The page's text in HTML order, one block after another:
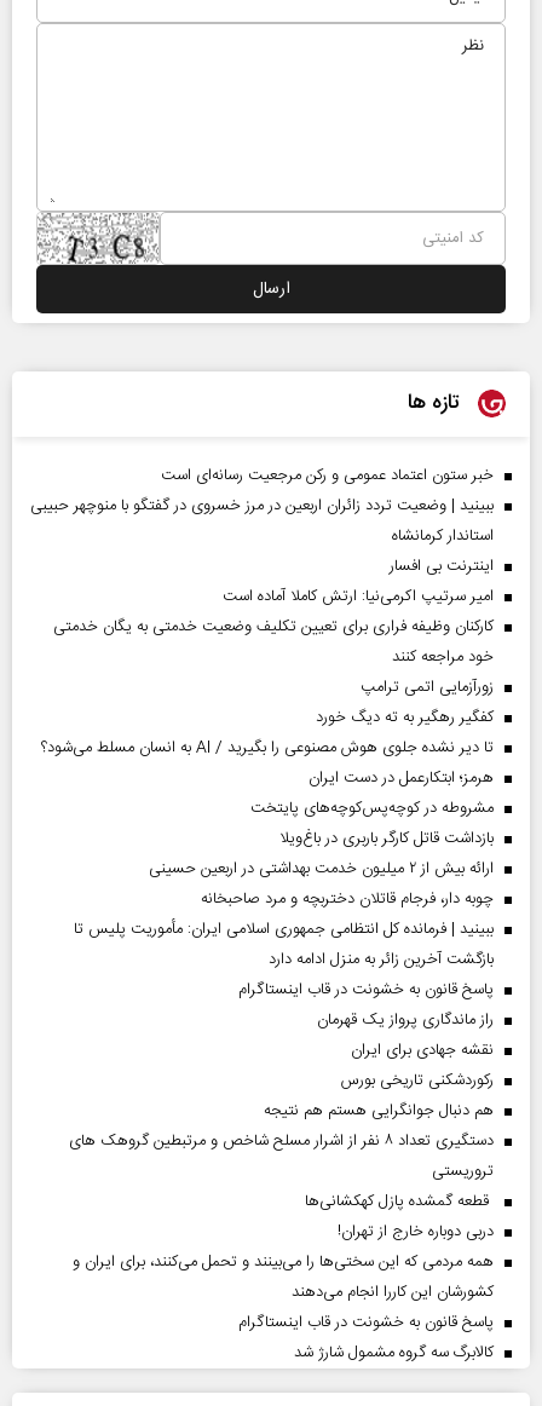
تازه ها
خبر ستون اعتماد عمومی و رکن مرجعیت رسانه‌ای است
ببینید | وضعیت تردد زائران اربعین در مرز خسروی در گفتگو با منوچهر حبیبی
استاندار کرمانشاه
اینترنت بی افسار
امیر سرتیپ اکرمی‌نیا: ارتش کاملا آماده است
کارکنان وظیفه فراری برای تعیین تکلیف وضعیت خدمتی به یگان خدمتی
خود مراجعه کنند
زورآزمایی اتمی ترامپ
کفگیر رهگیر به ته دیگ خورد
تا دیر نشده جلوی هوش مصنوعی را بگیرید / AI به انسان مسلط می‌شود؟
هرمز؛ ابتکارعمل در دست ایران
مشروطه در کوچه‌پس‌کوچه‌های پایتخت
بازداشت قاتل کارگر باربری در باغ‌ویلا
ارائه بیش از ۲ میلیون خدمت بهداشتی در اربعین حسینی
چوبه دار، فرجام قاتلان دختربچه و مرد صاحبخانه
ببینید | فرمانده کل انتظامی جمهوری اسلامی ایران­: مأموریت پلیس تا
بازگشت آخرین زائر به منزل ادامه دارد
پاسخ قانون به خشونت در قاب اینستاگرام
راز ماندگاری پرواز یک قهرمان
نقشه جهادی برای ایران
رکوردشکنی تاریخی بورس
هم دنبال جوانگرایی هستم هم نتیجه
دستگیری تعداد ۸ نفر از اشرار مسلح شاخص و مرتبطین گروهک های
تروریستی
قطعه گمشده پازل کهکشانی‌ها
دربی دوباره خارج از تهران!
همه مردمی که این سختی‌ها را می‌بینند و تحمل می‌کنند، برای ایران و
کشورشان این کاررا انجام می‌دهند
پاسخ قانون به خشونت در قاب اینستاگرام
کالابرگ سه گروه مشمول شارژ شد